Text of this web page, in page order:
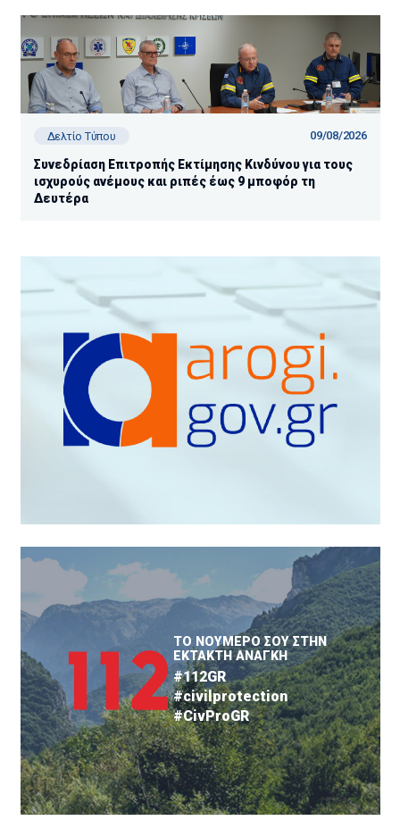
Δελτίο Τύπου 09/08/2026
Συνεδρίαση Επιτροπής Εκτίμησης Κινδύνου για τους
ισχυρούς ανέμους και ριπές έως 9 μποφόρ τη
Δευτέρα
ΤΟ ΝΟΥΜΕΡΟ ΣΟΥ ΣΤΗΝ
ΕΚΤΑΚΤΗ ΑΝΑΓΚΗ
#112GR
#civilprotection
#CivProGR